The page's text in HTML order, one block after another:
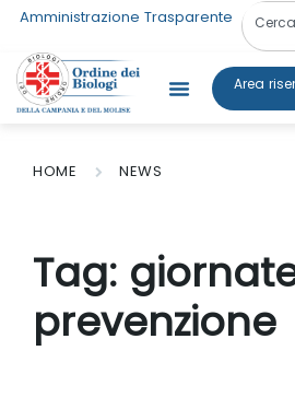
Amministrazione Trasparente
Area
HOME NEWS
Tag:
prevenzione